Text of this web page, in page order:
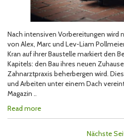
Nach intensiven Vorbereitungen wird
von Alex, Marc und Lev-Liam
Kran auf ihrer Baustelle markiert den
Kapitels: den Bau ihres neuen
Zahnarztpraxis beherbergen wird.
und Arbeiten unter einem Dach
Magazin ..
Read more
Nächste